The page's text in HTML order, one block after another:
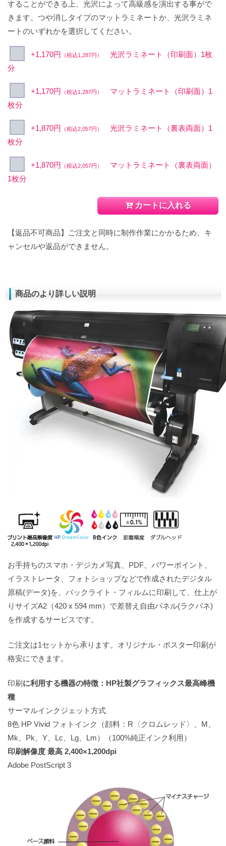
することができる上、光沢によって高級感を演出する事がで
きます。つや消しタイプのマットラミネートか、光沢ラミネ
ートのいずれかを選択してください。
+1,170円 （税込1,287円）
光沢ラミネート（印刷面）1枚
分
+1,170円 （税込1,287円）
マットラミネート（印刷面）1
枚分
+1,870円 （税込2,057円）
光沢ラミネート（裏表両面）1
枚分
+1,870円 （税込2,057円）
マットラミネート（裏表両面）
1枚分
カートに入れる
【返品不可商品】ご注文と同時に制作作業にかかるため、キ
ャンセルや返品ができません。
商品のより詳しい説明
お手持ちのスマホ・デジカメ写真、PDF、パワーポイント、
イラストレータ、フォトショップなどで作成されたデジタル
原稿(データ)を、バックライト・フィルムに印刷して、仕上が
りサイズA2（420 x 594 mm）で差替え自由パネル(ラクパネ)
を作成するサービスです。
ご注文は1セットから承ります。オリジナル・ポスター印刷が
格安にできます。
印刷 に利用する機器の特徴：HP社製グラフィックス最高峰機
種
サーマルインクジェット方式
8色 HP Vivid フォトインク（顔料：R〈クロムレッド〉、M、
Mk、Pk、Y、Lc、Lg、Lm）（100%純正インク利用）
印刷解像度 最高 2,400×1,200dpi
Adobe PostScript 3